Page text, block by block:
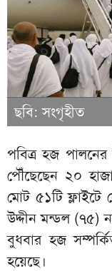
ছবি: সংগৃহীত
পবিত্র হজ
পৌঁছেছেন ২০
মোট ৫১টি
উদ্দীন মন্ডল (৭৫)
বুধবার হজ
হয়েছে।